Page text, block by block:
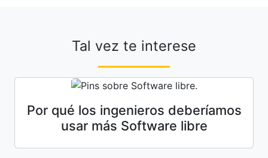
Tal vez te interese
Por qué los ingenieros deberíamos
usar más Software libre